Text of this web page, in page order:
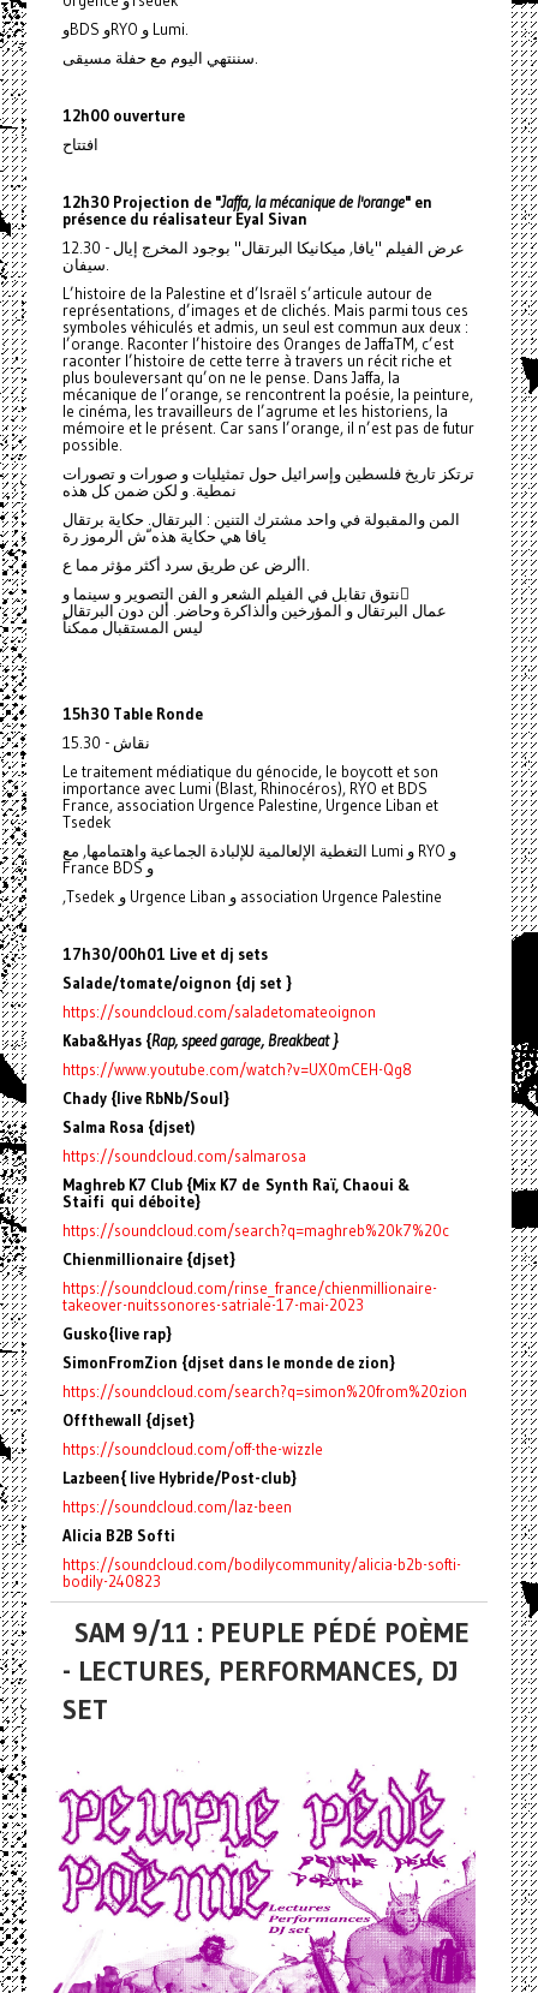
وBDS وRYO و Lumi.
سننتهي اليوم مع حفلة مسيقى.
12h00 ouverture
افتتاح
12h30 Projection de "Jaffa, la mécanique de l'orange" en
présence du réalisateur Eyal Sivan
12.30 - عرض الفيلم "يافا, ميكانيكا البرتقال" بوجود المخرج إيال
سيفان.
L’histoire de la Palestine et d’Israël s’articule autour de
représentations, d’images et de clichés. Mais parmi tous ces
symboles véhiculés et admis, un seul est commun aux deux :
l’orange. Raconter l’histoire des Oranges de JaffaTM, c’est
raconter l’histoire de cette terre à travers un récit riche et
plus bouleversant qu’on ne le pense. Dans Jaffa, la
mécanique de l’orange, se rencontrent la poésie, la peinture,
le cinéma, les travailleurs de l’agrume et les historiens, la
mémoire et le présent. Car sans l’orange, il n’est pas de futur
possible.
ترتكز تاريخ فلسطين وإسرائيل حول تمثيليات و صورات و تصورات
نمطية. و لكن ضمن كل هذه
المن والمقبولة في واحد مشترك التنين : البرتقال. حكاية برتقال
يافا هي حكاية هذه ّش الرموز رة
األرض عن طريق سرد أكثر مؤثر مما ع.
نتوق تقابل في الفيلم الشعر و الفن التصوير و سينما و ّ
عمال البرتقال و المؤرخين والذاكرة وحاضر. ألن دون البرتقال
ليس المستقبال ممكناً
15h30 Table Ronde
15.30 - نقاش
Le traitement médiatique du génocide, le boycott et son
importance avec Lumi (Blast, Rhinocéros), RYO et BDS
France, association Urgence Palestine, Urgence Liban et
Tsedek
التغطية الإلعالمية للإلبادة الجماعية واهتمامها, مع Lumi و RYO و
France BDS و
,Tsedek و Urgence Liban و association Urgence Palestine
17h30/00h01 Live et dj sets
Salade/tomate/oignon {dj set }
https://soundcloud.com/saladetomateoignon
Kaba&Hyas {Rap, speed garage, Breakbeat }
https://www.youtube.com/watch?v=UX0mCEH-Qg8
Chady {live RbNb/Soul}
Salma Rosa {djset)
https://soundcloud.com/salmarosa
Maghreb K7 Club {Mix K7 de Synth Raï, Chaoui &
Staifi qui déboite}
https://soundcloud.com/search?q=maghreb%20k7%20c
Chienmillionaire {djset}
https://soundcloud.com/rinse_france/chienmillionaire-
takeover-nuitssonores-satriale-17-mai-2023
Gusko{live rap}
SimonFromZion {djset dans le monde de zion}
https://soundcloud.com/search?q=simon%20from%20zion
Offthewall {djset}
https://soundcloud.com/off-the-wizzle
Lazbeen{ live Hybride/Post-club}
https://soundcloud.com/laz-been
Alicia B2B Softi
https://soundcloud.com/bodilycommunity/alicia-b2b-softi-
bodily-240823
SAM 9/11 : PEUPLE PÉDÉ POÈME
- LECTURES, PERFORMANCES, DJ
SET